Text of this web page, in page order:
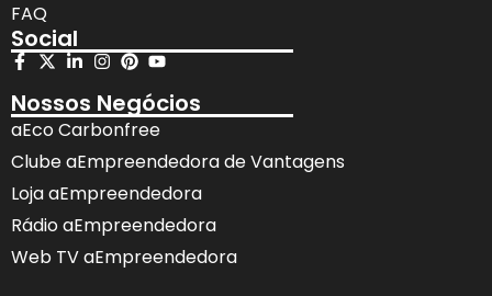
FAQ
Social
Nossos Negócios
aEco Carbonfree
Clube aEmpreendedora de Vantagens
Loja aEmpreendedora
Rádio aEmpreendedora
Web TV aEmpreendedora